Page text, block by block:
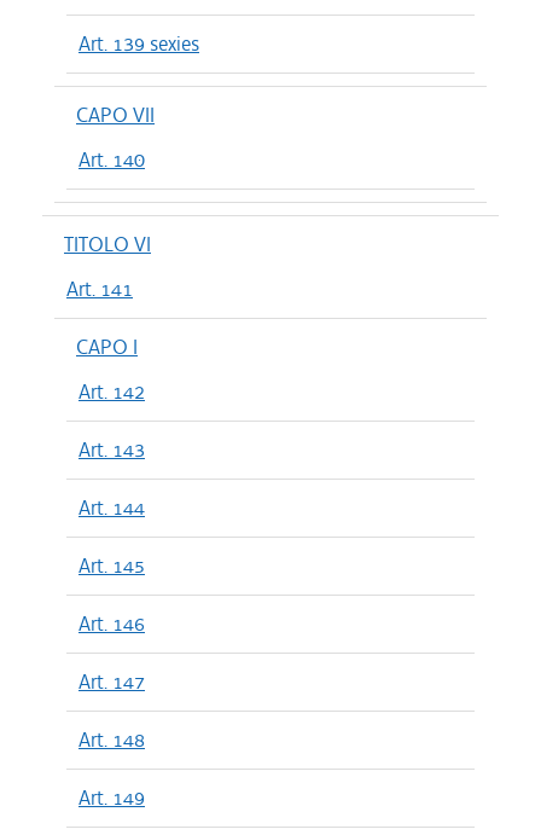
Art. 139 sexies
CAPO VII
Art. 140
TITOLO VI
Art. 141
CAPO I
Art. 142
Art. 143
Art. 144
Art. 145
Art. 146
Art. 147
Art. 148
Art. 149